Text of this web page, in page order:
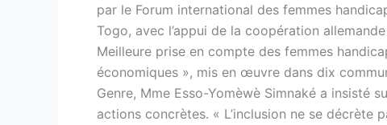
par le Forum international des femmes
Togo, avec l’appui de la coopération
Meilleure prise en compte des femmes
économiques », mis en œuvre dans dix
Genre, Mme Esso-Yomèwè Simnaké a insisté
actions concrètes. « L’inclusion ne se